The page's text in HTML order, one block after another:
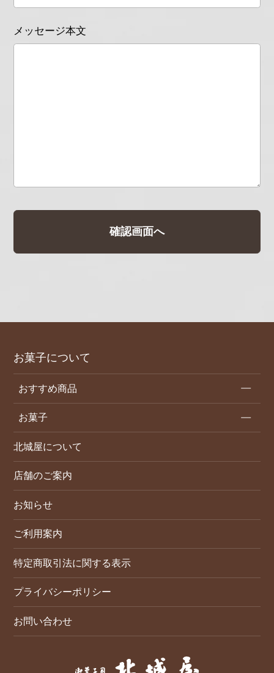
メッセージ本文
お菓子について
おすすめ商品
お菓子
北城屋について
店舗のご案内
お知らせ
ご利用案内
特定商取引法に関する表示
プライバシーポリシー
お問い合わせ